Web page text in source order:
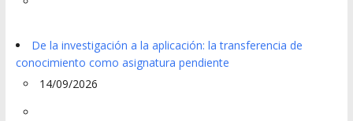
De la investigación a la aplicación: la transferencia de
conocimiento como asignatura pendiente
14/09/2026